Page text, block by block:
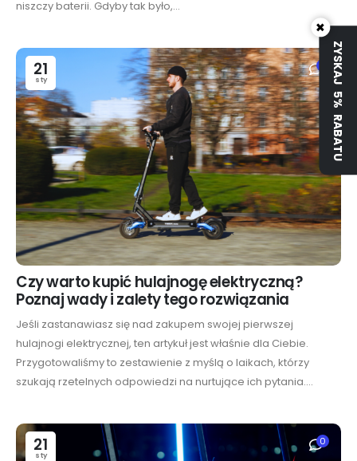
niszczy baterii. Gdyby tak było,...
21
sty
Czy warto kupić hulajnogę elektryczną?
Poznaj wady i zalety tego rozwiązania
Jeśli zastanawiasz się nad zakupem swojej pierwszej
hulajnogi elektrycznej, ten artykuł jest właśnie dla Ciebie.
Przygotowaliśmy to zestawienie z myślą o laikach, którzy
szukają rzetelnych odpowiedzi na nurtujące ich pytania....
21
sty
0
×
ZYSKAJ 5% RABATU